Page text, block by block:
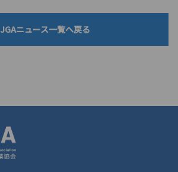
JGAニュース一覧へ戻る